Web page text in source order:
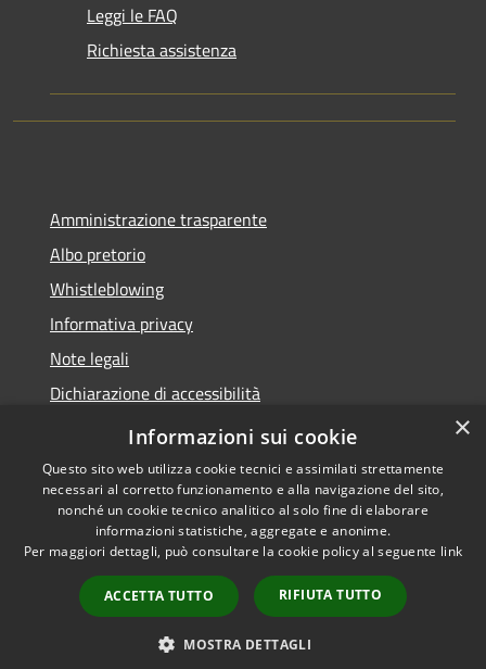
Leggi le FAQ
Richiesta assistenza
Amministrazione trasparente
Albo pretorio
Whistleblowing
Informativa privacy
Note legali
Dichiarazione di accessibilità
Obiettivi di accessibilità
Accessibilità
Copyright © 2026 • Comune di
Vigonza • Powered by
Municipium•
Accesso
redazione
×
Informazioni sui cookie
Questo sito web utilizza cookie tecnici e assimilati strettamente
necessari al corretto funzionamento e alla navigazione del sito,
nonché un cookie tecnico analitico al solo fine di elaborare
informazioni statistiche, aggregate e anonime.
Per maggiori dettagli, può consultare la cookie policy al seguente link
ACCETTA TUTTO RIFIUTA TUTTO
MOSTRA DETTAGLI